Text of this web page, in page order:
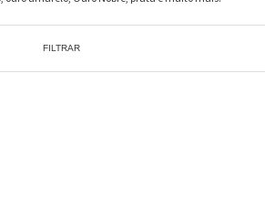
FILTRAR